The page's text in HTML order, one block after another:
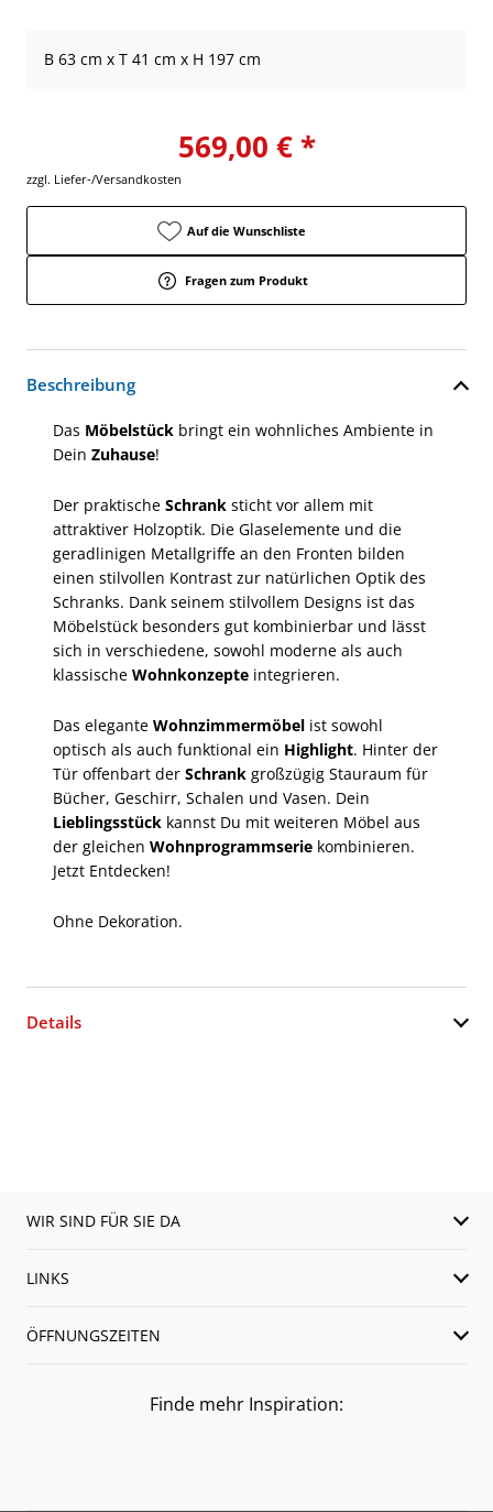
B 63 cm x T 41 cm x H 197 cm
569,00 € *
zzgl. Liefer-/Versandkosten
Auf die Wunschliste
Fragen zum Produkt
Beschreibung
Das Möbelstück bringt ein wohnliches Ambiente in
Dein Zuhause!
Der praktische Schrank sticht vor allem mit
attraktiver Holzoptik. Die Glaselemente und die
geradlinigen Metallgriffe an den Fronten bilden
einen stilvollen Kontrast zur natürlichen Optik des
Schranks. Dank seinem stilvollem Designs ist das
Möbelstück besonders gut kombinierbar und lässt
sich in verschiedene, sowohl moderne als auch
klassische Wohnkonzepte integrieren.
Das elegante Wohnzimmermöbel ist sowohl
optisch als auch funktional ein Highlight. Hinter der
Tür offenbart der Schrank großzügig Stauraum für
Bücher, Geschirr, Schalen und Vasen. Dein
Lieblingsstück kannst Du mit weiteren Möbel aus
der gleichen Wohnprogrammserie kombinieren.
Jetzt Entdecken!
Ohne Dekoration.
Details
WIR SIND FÜR SIE DA
LINKS
ÖFFNUNGSZEITEN
Finde mehr Inspiration: